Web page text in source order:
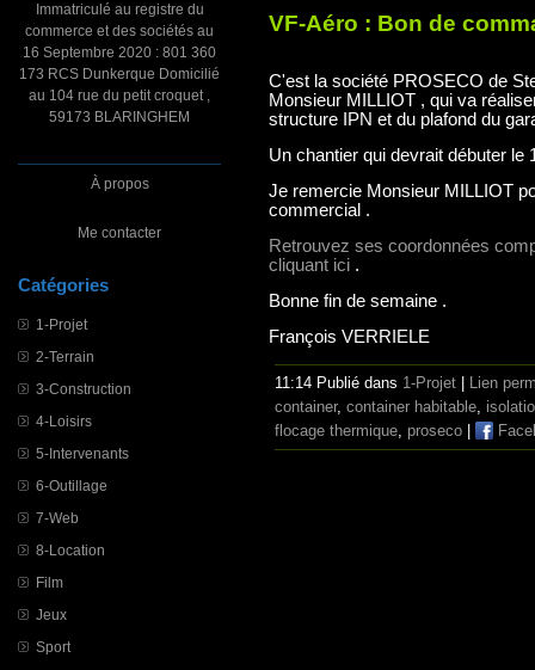
Immatriculé au registre du
commerce et des sociétés au
16 Septembre 2020 : 801 360
173 RCS Dunkerque Domicilié
au 104 rue du petit croquet ,
59173 BLARINGHEM
À propos
Me contacter
Catégories
1-Projet
2-Terrain
3-Construction
4-Loisirs
5-Intervenants
6-Outillage
7-Web
8-Location
Film
Jeux
Sport
VF-Aéro : Bon de
C'est la société PROSECO de
Monsieur MILLIOT , qui va
structure IPN et du plafond du
Un chantier qui devrait débuter le
Je remercie Monsieur MILLIOT
commercial .
Retrouvez ses coordonnées
cliquant ici .
Bonne fin de semaine .
François VERRIELE
11:14 Publié dans 1-Projet
Lien
container, container habitable,
flocage thermique, proseco